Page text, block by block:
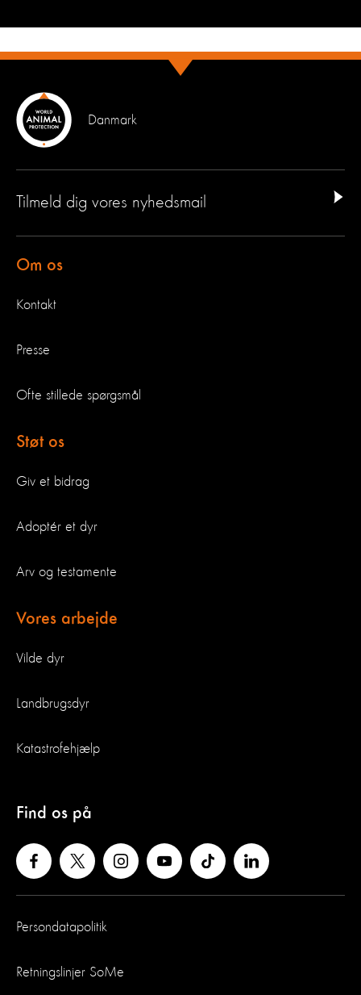
Danmark
Tilmeld dig vores nyhedsmail
Om os
Kontakt
Presse
Ofte stillede spørgsmål
Støt os
Giv et bidrag
Adoptér et dyr
Arv og testamente
Vores arbejde
Vilde dyr
Landbrugsdyr
Katastrofehjælp
Find os på
Persondatapolitik
Retningslinjer SoMe